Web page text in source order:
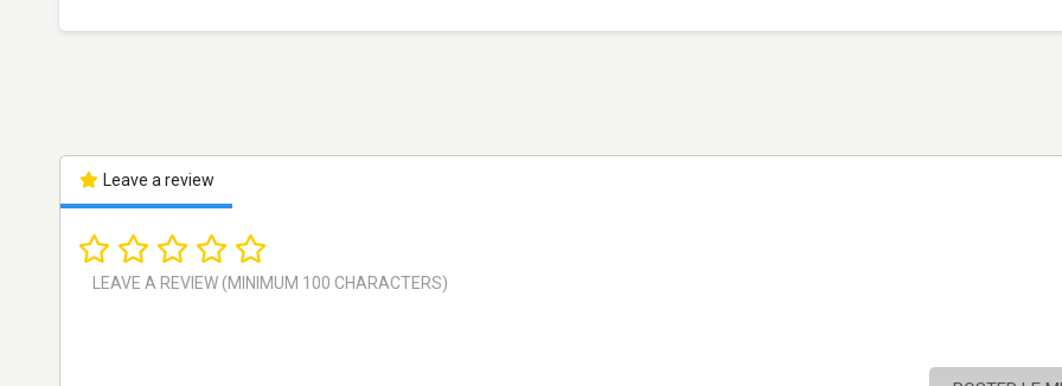
Leave a review